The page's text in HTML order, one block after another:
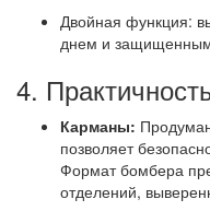
Двойная функция:
днем и
4.
Карманы:
позволяет
Формат бомбера
отделений,